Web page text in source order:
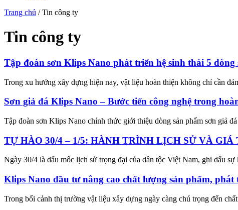
Trang chủ /Tin công ty
Tin công ty
Tập đoàn sơn Klips Nano phát triển hệ sinh thái 5
Trong xu hướng xây dựng hiện nay, vật liệu hoàn thiện không chỉ cần
Sơn giả đá Klips Nano – Bước tiến công nghệ trong
Tập đoàn sơn Klips Nano chính thức giới thiệu dòng sản phẩm sơn giả
TỰ HÀO 30/4 – 1/5: HÀNH TRÌNH LỊCH SỬ VÀ
Ngày 30/4 là dấu mốc lịch sử trọng đại của dân tộc Việt Nam, ghi dấu
Klips Nano đầu tư nâng cao chất lượng sản phẩm,
Trong bối cảnh thị trường vật liệu xây dựng ngày càng chú trọng đến